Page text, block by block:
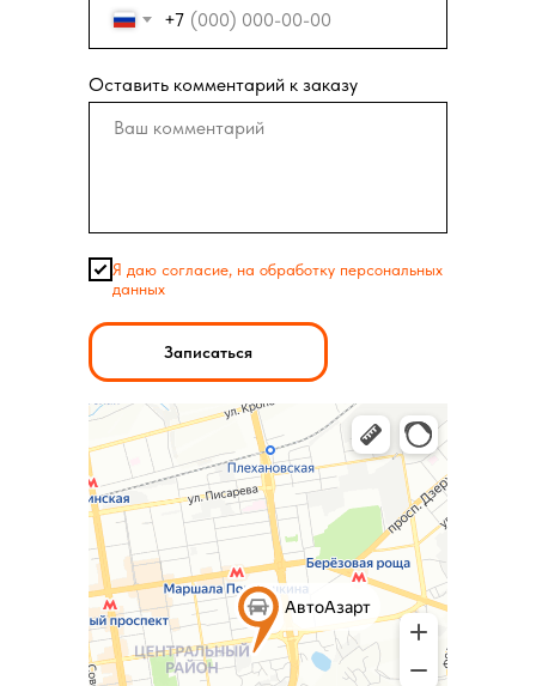
+7
Оставить комментарий к заказу
Я даю согласие, на обработку персональных
данных
Записаться